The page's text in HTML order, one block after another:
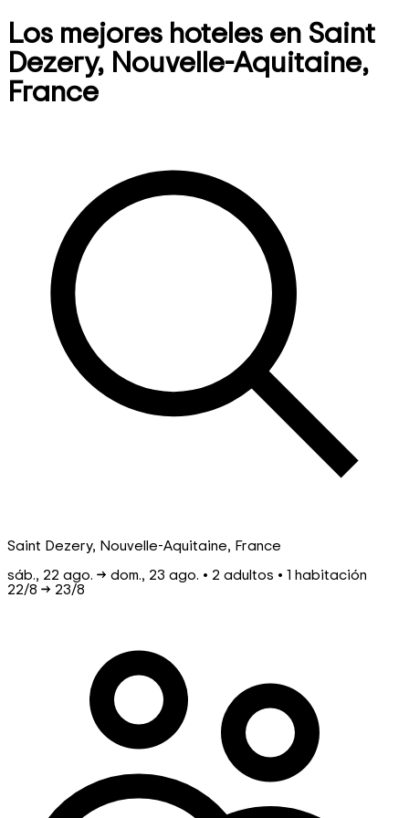
Los mejores hoteles en Saint
Dezery, Nouvelle-Aquitaine,
France
Saint Dezery, Nouvelle-Aquitaine, France
sáb., 22 ago. → dom., 23 ago. • 2 adultos • 1 habitación
22/8 → 23/8